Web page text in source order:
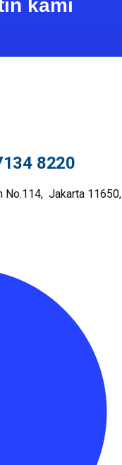
kami
8220
No.114, Jakarta 11650,